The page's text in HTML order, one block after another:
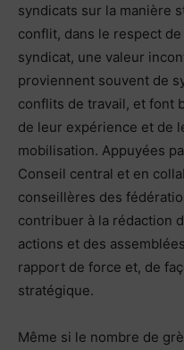
syndicats sur la manière
conflit, dans le respect de
syndicat, une valeur
proviennent souvent de
conflits de travail, et font
de leur expérience et de
mobilisation. Appuyées
Conseil central et en
conseillères des
contribuer à la rédaction
actions et des
rapport de force et, de
stratégique.
Même si le nombre de